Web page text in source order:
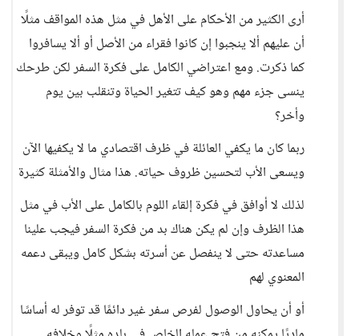
أرى الكثير من الأحكام على الأهل في مثل هذه المواقف مثلًا
أن عليهم ألا ينجبوا إن كانوا فقراء من الأصل أو ألا يسافروا
كما ذكرت. ومع اعتراضي الكامل على فكرة السفر لكن طرحك
ينسى جزء مهم وهو كيف تتغير الحياة وتنقلب بين يوم
وأخر؟
ربما كان ما يكفي العائلة في ظرف اقتصادي ما لا يكفيها الآن
ويسعى الأب لتحسين ظروف حياته. هذا مثال والأمثلة كثيرة
لذلك لا أوافق في فكرة إلقاء اللوم بالكامل على الأب في مثل
هذا الظرف وإن لم يكن هناك بد من فكرة السفر فيجب علينا
مساعدته حتى لا ينفصل عن أسرته بشكل كامل ويبقى دعمه
المعنوي لهم
أو أن يحاول الوصول لفرص سفر غير دائمًا قد توفر له أساسًا